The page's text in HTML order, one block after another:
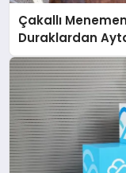
Çakallı
Duraklardan